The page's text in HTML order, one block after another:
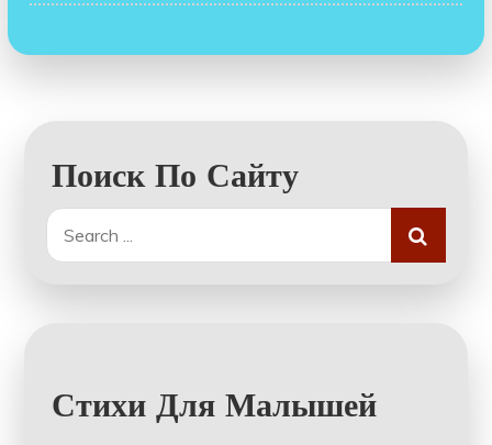
Поиск По Сайту
Search
for:
Стихи Для Малышей